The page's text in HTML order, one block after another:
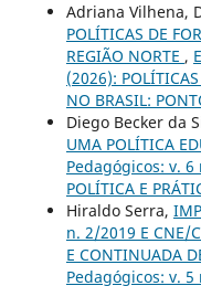
Adriana Vilhena,
POLÍTICAS DE
REGIÃO NORTE ,
(2026): POLÍTICAS
NO BRASIL:
Diego Becker da
UMA POLÍTICA
Pedagógicos: v. 6
POLÍTICA E
Hiraldo Serra,
n. 2/2019 E CNE/
E CONTINUADA
Pedagógicos: v. 5